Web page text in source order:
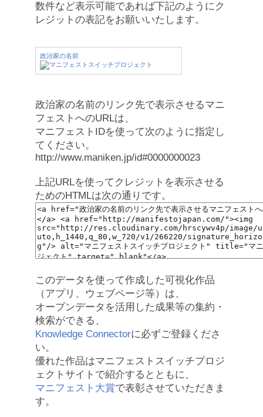
数件など表示可能であれば下記のようにク
レジットの表記をお願いいたします。
政治家の名前
政治家の名前のリンク先で表示させるマニ
フェストへのURLは、
マニフェストIDを使って次のように指定し
てください。
http://www.maniken.jp/id#0000000023
上記URLを使ってクレジットを表示させる
ためのHTMLは次の通りです。
このデータを使って作成した可視化作品
（アプリ、ウェブページ等）は、
オープンデータを活用した成果等の集約・
検索ができる、
Knowledge Connectorに必ずご登録くださ
い。
優れた作品はマニフェストスイッチプロジ
ェクトサイトで紹介するとともに、
マニフェスト大賞で表彰させていただきま
す。